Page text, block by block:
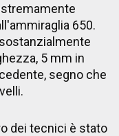
650.
5 mm in
segno che
dei tecnici è stato